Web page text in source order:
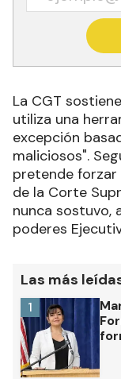
La CGT
utiliza una
excepción
maliciosos".
pretende
de la Corte
nunca sostuvo,
poderes
Las más
1